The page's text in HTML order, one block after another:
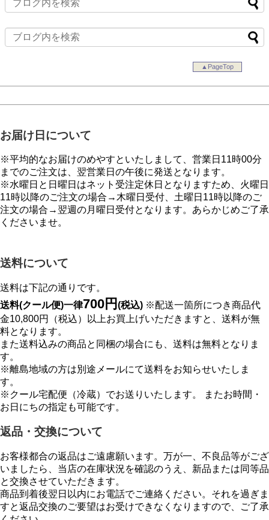
▲PageTop
お届け日について
※平均的なお届けのめやすといたしまして、営業日11時00分
までのご注文は、翌営業日の午後に発送となります。
※水曜日と日曜日はネット受注定休日となりますため、火曜日
11時以降のご注文の場合→木曜日受付、土曜日11時以降のご
注文の場合→翌週の月曜日受付となります。あらかじめご了承
くださいませ。
送料について
送料は下記の通りです。
送料(クール便)一律700円 (税込) ※配送一箇所につき商品代
金10,800円（税込）以上お買上げいただきますと、送料が無
料となります。
また送料込みの商品と同梱の場合にも、送料は無料となりま
す。
※離島地域の方は別途メールにて送料をお知らせいたしま
す。
※クール宅配便（冷蔵）でお送りいたします。 またお時間・
お日にちの指定も可能です。
返品・交換について
お客様都合の返品はご遠慮願います。万が一、不良品等がござ
いましたら、当店の在庫状況を確認のうえ、新品または同等品
と交換させていただきます。
商品到着後翌日以内にお電話でご連絡ください。それを過ぎま
すと返品交換のご要望はお受けできなくなりますので、ご了承